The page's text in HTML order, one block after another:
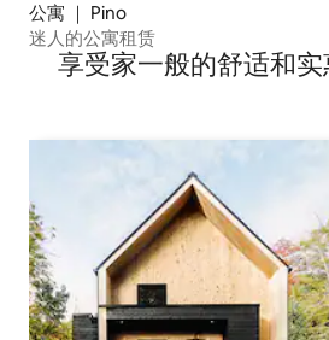
公寓 ｜ Pino
迷人的公寓租赁
享受家一般的舒适和